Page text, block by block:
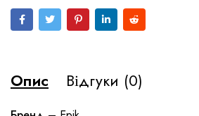
Опис Відгуки (0)